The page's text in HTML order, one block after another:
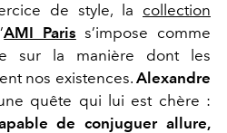
de style, la collection
AMI Paris s’impose comme
sur la manière dont les
nos existences. Alexandre
quête qui lui est chère :
de conjuguer allure,